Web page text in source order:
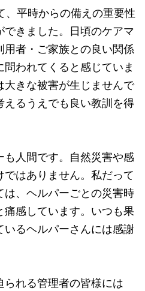
、平時からの備えの重要性
きました。日頃のケアマ
者・ご家族との良い関係
われてくると感じていま
きな被害が生じませんで
えるうえでも良い教訓を得
人間です。自然災害や感
はありません。私だって
、ヘルパーごとの災害時
感しています。いつも果
るヘルパーさんには感謝
れる管理者の皆様には